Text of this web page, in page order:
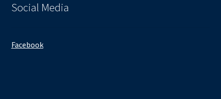
Social Media
Facebook